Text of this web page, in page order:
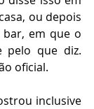
ou depois
em que o
pelo que diz.
oficial.
inclusive